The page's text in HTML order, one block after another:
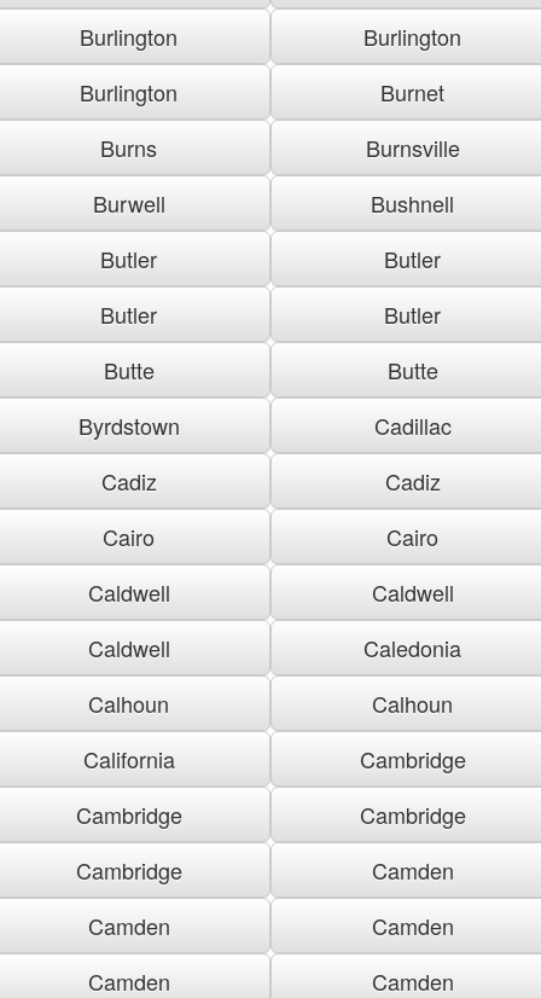
Burlington
Burlington
Burlington
Burnet
Burns
Burnsville
Burwell
Bushnell
Butler
Butler
Butler
Butler
Butte
Butte
Byrdstown
Cadillac
Cadiz
Cadiz
Cairo
Cairo
Caldwell
Caldwell
Caldwell
Caledonia
Calhoun
Calhoun
California
Cambridge
Cambridge
Cambridge
Cambridge
Camden
Camden
Camden
Camden
Camden